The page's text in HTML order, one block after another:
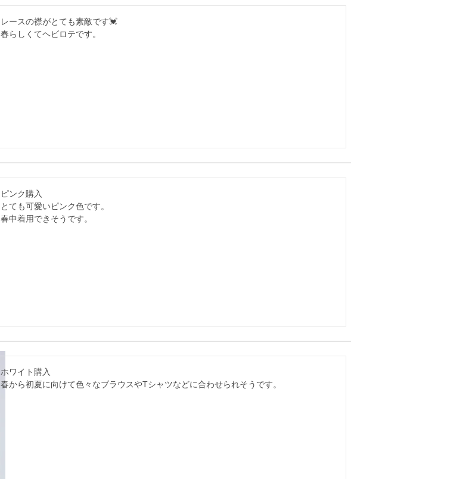
レースの襟がとても素敵です💓
春らしくてヘビロテです。
ピンク購入
とても可愛いピンク色です。
春中着用できそうです。
ホワイト購入
春から初夏に向けて色々なブラウスやTシャツなどに合わせられそうです。